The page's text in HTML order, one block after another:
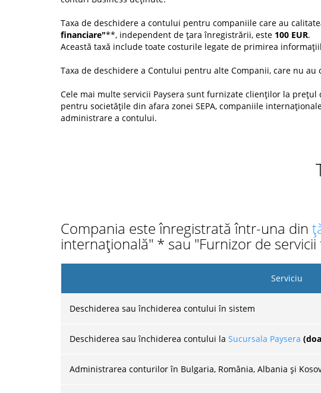
Taxa de deschidere a contului pentru companiile care au
financiare"**, independent de țara înregistrării, este 100 EUR.
Această taxă include toate costurile legate de primirea
Taxa de deschidere a Contului pentru alte Companii, care nu
Cele mai multe servicii Paysera sunt furnizate clienților la
pentru societățile din afara zonei SEPA, companiile
administrare a contului.
Compania este înregistrată într-una din
internațională" * sau "Furnizor de
Serviciu
Deschiderea sau închiderea contului în sistem
Deschiderea sau închiderea contului la Sucursala Paysera
Administrarea conturilor în Bulgaria, România, Albania și